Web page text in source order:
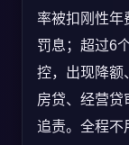
率被扣刚性年
罚息；超过6
控，出现降额
房贷、经营贷
追责。全程不